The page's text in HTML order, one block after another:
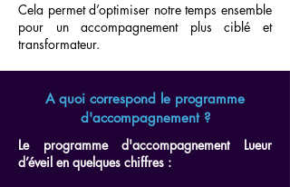
Cela permet d’optimiser notre temps ensemble
pour un accompagnement plus ciblé et
transformateur.
A quoi correspond le programme
d'accompagnement ?
Le programme d'accompagnement Lueur
d’éveil en quelques chiffres :